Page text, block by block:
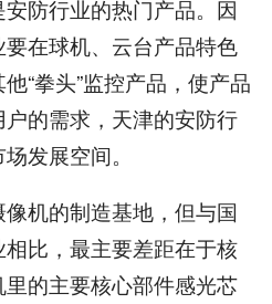
防行业的热门产品。因
在球机、云台产品特色
“拳头”监控产品，使产品
的需求，天津的安防行
发展空间。
机的制造基地，但与国
比，最主要差距在于核
的主要核心部件感光芯